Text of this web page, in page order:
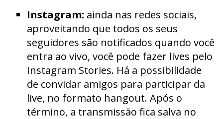
Instagram: ainda nas redes sociais,
aproveitando que todos os seus
seguidores são notificados quando você
entra ao vivo, você pode fazer lives pelo
Instagram Stories. Há a possibilidade
de convidar amigos para participar da
live, no formato hangout. Após o
término, a transmissão fica salva no